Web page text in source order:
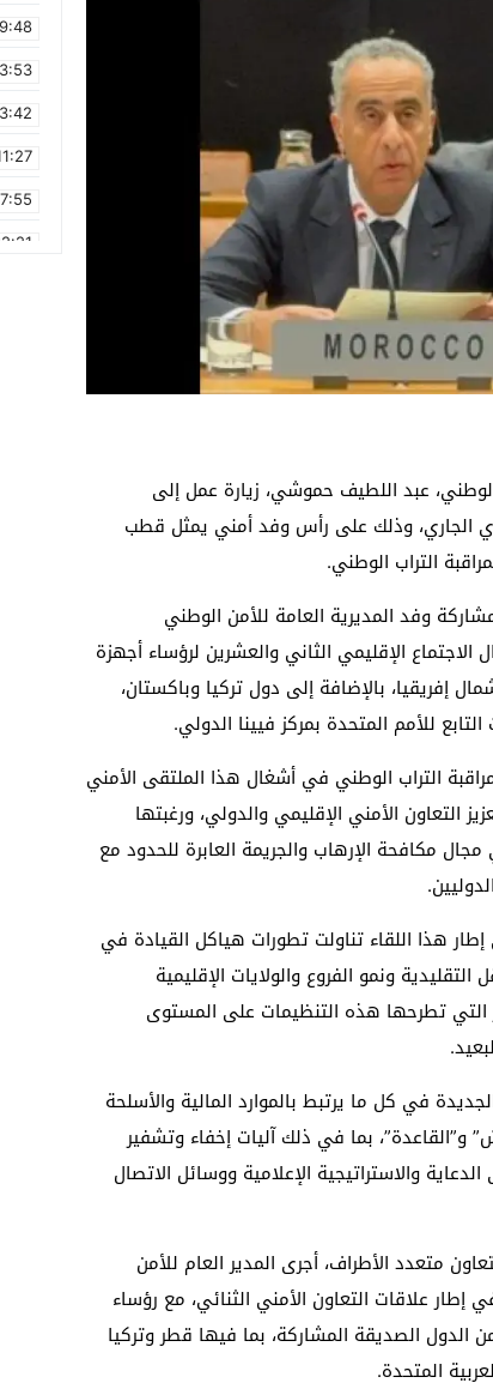
الوطني، عبد اللطيف حموشي، زيارة عمل إلى
النمساوية فيينا، خلال يومي 06 و07 ماي الجاري، وذلك على رأس وفد أمني يمثل قطب
التراب الوطني.
وفد المديرية العامة للأمن الوطني
الإقليمي الثاني والعشرين لرؤساء أجهزة
إفريقيا، بالإضافة إلى دول تركيا وباكستان،
للأمم المتحدة بمركز فيينا الدولي.
التراب الوطني في أشغال هذا الملتقى الأمني
التعاون الأمني الإقليمي والدولي، ورغبتها
مكافحة الإرهاب والجريمة العابرة للحدود مع
هذا اللقاء تناولت تطورات هياكل القيادة في
ونمو الفروع والولايات الإقليمية
التي تطرحها هذه التنظيمات على المستوى
في كل ما يرتبط بالموارد المالية والأسلحة
و”القاعدة”، بما في ذلك آليات إخفاء وتشفير
والاستراتيجية الإعلامية ووسائل الاتصال
متعدد الأطراف، أجرى المدير العام للأمن
علاقات التعاون الأمني الثنائي، مع رؤساء
الدول الصديقة المشاركة، بما فيها قطر وتركيا
المتحدة.